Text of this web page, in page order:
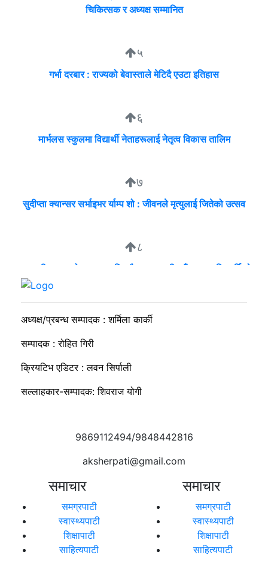
चिकित्सक र अध्यक्ष सम्मानित
५
गर्भा दरबार : राज्यको बेवास्ताले मेटिदै एउटा इतिहास
६
मार्भलस स्कुलमा विद्यार्थी नेताहरूलाई नेतृत्व विकास तालिम
७
सुदीप्ता क्यान्सर सर्भाइभर र्याम्प शो : जीवनले मृत्युलाई जितेको उत्सव
८
व्यवसायी मुन्दडाको घरमा एकाबिहानै खानतलासी, पाँच घन्टापछि फर्कियो
अध्यक्ष/प्रबन्ध सम्पादक : शर्मिला कार्की
सम्पादक : रोहित गिरी
क्रियटिभ एडिटर : लवन सिर्पाली
सल्लाहकार-सम्पादक: शिवराज योगी
9869112494/9848442816
aksherpati@gmail.com
समाचार
समग्रपाटी
स्वास्थ्यपाटी
शिक्षापाटी
साहित्यपाटी
समाचार
समग्रपाटी
स्वास्थ्यपाटी
शिक्षापाटी
साहित्यपाटी